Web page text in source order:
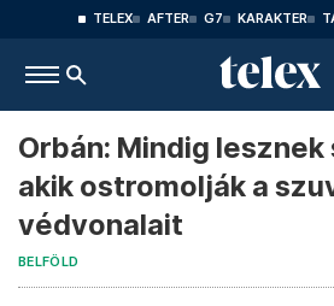
TELEX AFTER G7 KARAKTER
Orbán: Mindig
akik ostromolják a
védvonalait
BELFÖLD